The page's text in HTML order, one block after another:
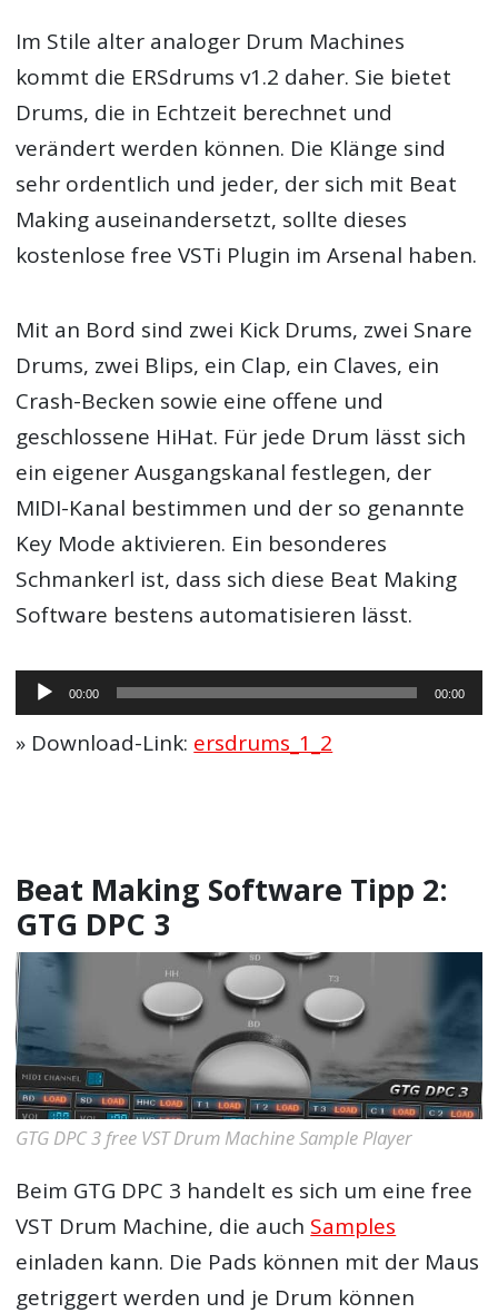
Im Stile alter analoger Drum Machines
kommt die ERSdrums v1.2 daher. Sie bietet
Drums, die in Echtzeit berechnet und
verändert werden können. Die Klänge sind
sehr ordentlich und jeder, der sich mit Beat
Making auseinandersetzt, sollte dieses
kostenlose free VSTi Plugin im Arsenal haben.
Mit an Bord sind zwei Kick Drums, zwei Snare
Drums, zwei Blips, ein Clap, ein Claves, ein
Crash-Becken sowie eine offene und
geschlossene HiHat. Für jede Drum lässt sich
ein eigener Ausgangskanal festlegen, der
MIDI-Kanal bestimmen und der so genannte
Key Mode aktivieren. Ein besonderes
Schmankerl ist, dass sich diese Beat Making
Software bestens automatisieren lässt.
Audio-
Player
00:00 00:00
» Download-Link: ersdrums_1_2
Beat Making Software Tipp 2:
GTG DPC 3
GTG DPC 3 free VST Drum Machine Sample Player
Beim GTG DPC 3 handelt es sich um eine free
VST Drum Machine, die auch Samples
einladen kann. Die Pads können mit der Maus
getriggert werden und je Drum können